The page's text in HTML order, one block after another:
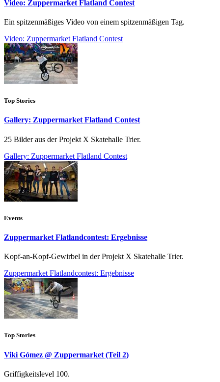
Video: Zuppermarket Flatland Contest
Ein spitzenmäßiges Video von einem spitzenmäßigen Tag.
Video: Zuppermarket Flatland Contest
Top Stories
Gallery: Zuppermarket Flatland Contest
25 Bilder aus der Projekt X Skatehalle Trier.
Gallery: Zuppermarket Flatland Contest
Events
Zuppermarket Flatlandcontest: Ergebnisse
Kopf-an-Kopf-Gewirbel in der Projekt X Skatehalle Trier.
Zuppermarket Flatlandcontest: Ergebnisse
Top Stories
Viki Gómez @ Zuppermarket (Teil 2)
Griffigkeitslevel 100.